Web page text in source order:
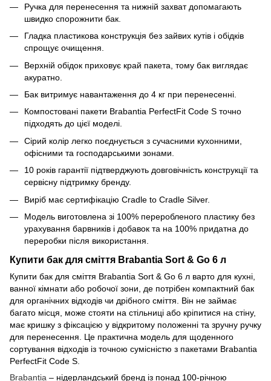
Ручка для перенесення та нижній захват допомагають
швидко спорожнити бак.
Гладка пластикова конструкція без зайвих кутів і обідків
спрощує очищення.
Верхній обідок приховує край пакета, тому бак виглядає
акуратно.
Бак витримує навантаження до 4 кг при перенесенні.
Компостовані пакети Brabantia PerfectFit Code S точно
підходять до цієї моделі.
Сірий колір легко поєднується з сучасними кухонними,
офісними та господарськими зонами.
10 років гарантії підтверджують довговічність конструкції та
сервісну підтримку бренду.
Виріб має сертифікацію Cradle to Cradle Silver.
Модель виготовлена зі 100% переробленого пластику без
урахування барвників і добавок та на 100% придатна до
переробки після використання.
Купити бак для сміття Brabantia Sort & Go 6 л
Купити бак для сміття Brabantia Sort & Go 6 л варто для кухні,
ванної кімнати або робочої зони, де потрібен компактний бак
для органічних відходів чи дрібного сміття. Він не займає
багато місця, може стояти на стільниці або кріпитися на стіну,
має кришку з фіксацією у відкритому положенні та зручну ручку
для перенесення. Це практична модель для щоденного
сортування відходів із точною сумісністю з пакетами Brabantia
PerfectFit Code S.
Brabantia – нідерландський бренд із понад 100-річною